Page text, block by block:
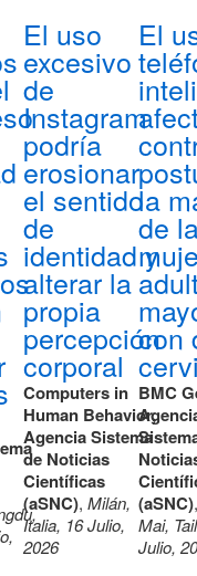
El uso
excesivo
de
Instagram
podría
erosionar
el sentido
de
identidad y
alterar la
propia
percepción
corporal
Computers in
Human Behavior,
Agencia Sistema
de Noticias
Científicas
(aSNC), Milán,
Italia, 16 Julio,
2026
El
la
de
con
BMC
(aSNC)
Mai,
Julio,